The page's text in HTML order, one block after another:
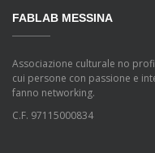
FABLAB MESSINA
Associazione culturale no
cui persone con passione e
fanno networking.
C.F. 97115000834